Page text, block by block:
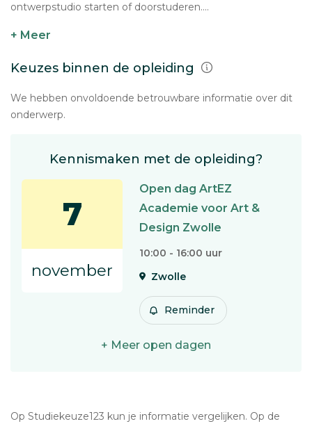
ontwerpstudio starten of doorstuderen....
+ Meer
Keuzes binnen de opleiding
We hebben onvoldoende betrouwbare informatie over dit
onderwerp.
Kennismaken met de opleiding?
7
november
Open dag ArtEZ
Academie voor Art &
Design Zwolle
10:00 - 16:00 uur
Zwolle
Reminder
+ Meer open dagen
Op Studiekeuze123 kun je informatie vergelijken. Op de